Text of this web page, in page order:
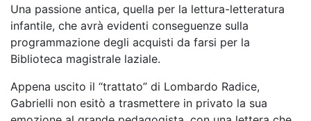
Una passione antica, quella per la lettura-letteratura
infantile, che avrà evidenti conseguenze sulla
programmazione degli acquisti da farsi per la
Biblioteca magistrale laziale.
Appena uscito il “trattato” di Lombardo Radice,
Gabrielli non esitò a trasmettere in privato la sua